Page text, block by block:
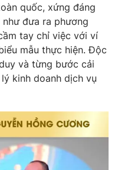
Việt Nam
quốc, xứng đáng
đưa ra phương
tay chỉ việc với ví
mẫu thực hiện. Độc
và từng bước cải
kinh doanh dịch vụ